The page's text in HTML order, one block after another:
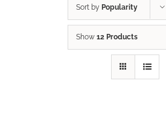
Sort by Popularity
Show 12 Products